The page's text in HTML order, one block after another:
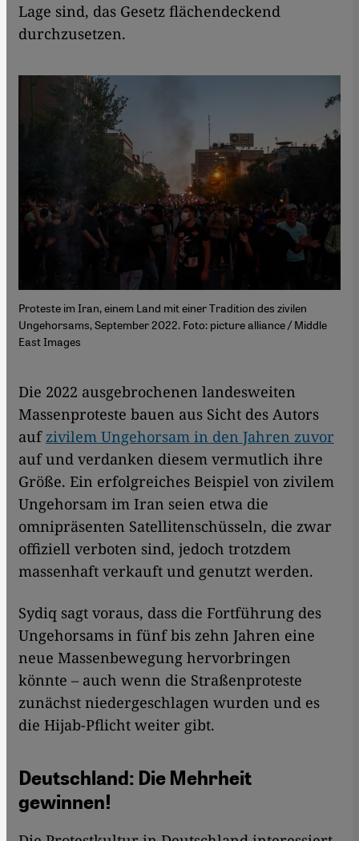
Lage sind, das Gesetz flächendeckend
durchzusetzen.
Proteste im Iran, einem Land mit einer Tradition des zivilen
Ungehorsams, September 2022. Foto: picture alliance / Middle
East Images
Die 2022 ausgebrochenen landesweiten
Massenproteste bauen aus Sicht des Autors
aufzivilem Ungehorsam in den Jahren zuvor
auf und verdanken diesem vermutlich ihre
Größe. Ein erfolgreiches Beispiel von zivilem
Ungehorsam im Iran seien etwa die
omnipräsenten Satellitenschüsseln, die zwar
offiziell verboten sind, jedoch trotzdem
massenhaft verkauft und genutzt werden.
Sydiq sagt voraus, dass die Fortführung des
Ungehorsams in fünf bis zehn Jahren eine
neue Massenbewegung hervorbringen
könnte – auch wenn die Straßenproteste
zunächst niedergeschlagen wurden und es
die Hijab-Pflicht weiter gibt.
Deutschland: Die Mehrheit
gewinnen!